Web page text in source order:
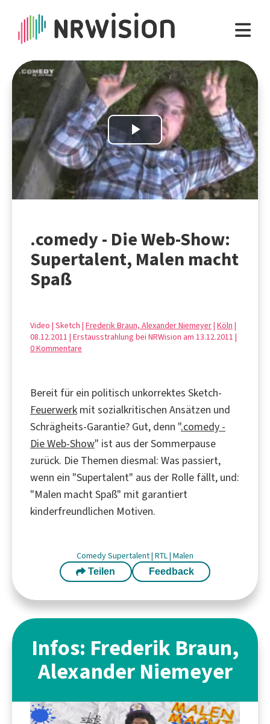
Play
Video
.comedy - Die Web-Show:
Supertalent, Malen macht
Spaß
Video | Sketch | Frederik Braun, Alexander Niemeyer| Köln |
08.12.2011 | Erstausstrahlung bei NRWision am 13.12.2011 |
0 Kommentare
Bereit für ein politisch unkorrektes Sketch-
Feuerwerk mit sozialkritischen Ansätzen und
Schrägheits-Garantie? Gut, denn ".comedy -
Die Web-Show" ist aus der Sommerpause
zurück. Die Themen diesmal: Was passiert,
wenn ein "Supertalent" aus der Rolle fällt, und:
"Malen macht Spaß" mit garantiert
kinderfreundlichen Motiven.
ComedySupertalent| RTL| Malen
Teilen Feedback
Infos: Frederik Braun,
Alexander Niemeyer